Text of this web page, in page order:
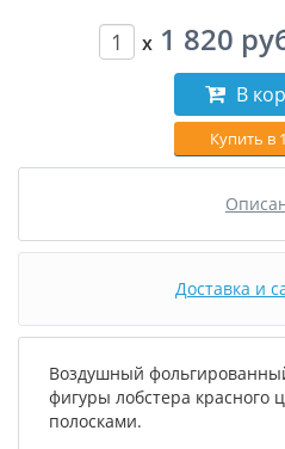
x 1 820
В
Купить в
Доставка и
Воздушный
фигуры лобстера красного
полосками.